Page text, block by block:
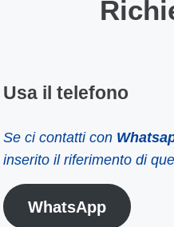
Usa il telefono
Se ci contatti con
inserito il riferimento di
WhatsApp